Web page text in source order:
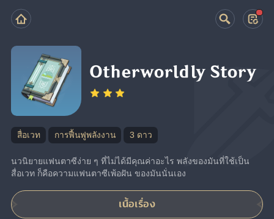
Otherworldly Story
สื่อเวท การฟื้นฟูพลังงาน 3 ดาว
นวนิยายแฟนตาซีง่าย ๆ ที่ไม่ได้มีคุณค่าอะไร พลังของมันที่ใช้เป็น
สื่อเวท ก็คือความแฟนตาซีเพ้อฝัน ของมันนั่นเอง
เนื้อเรื่อง